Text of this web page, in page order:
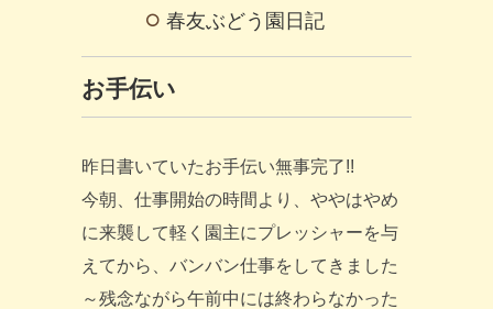
春友ぶどう園日記
お手伝い
昨日書いていたお手伝い無事完了!!
今朝、仕事開始の時間より、ややはやめ
に来襲して軽く園主にプレッシャーを与
えてから、バンバン仕事をしてきました
～残念ながら午前中には終わらなかった